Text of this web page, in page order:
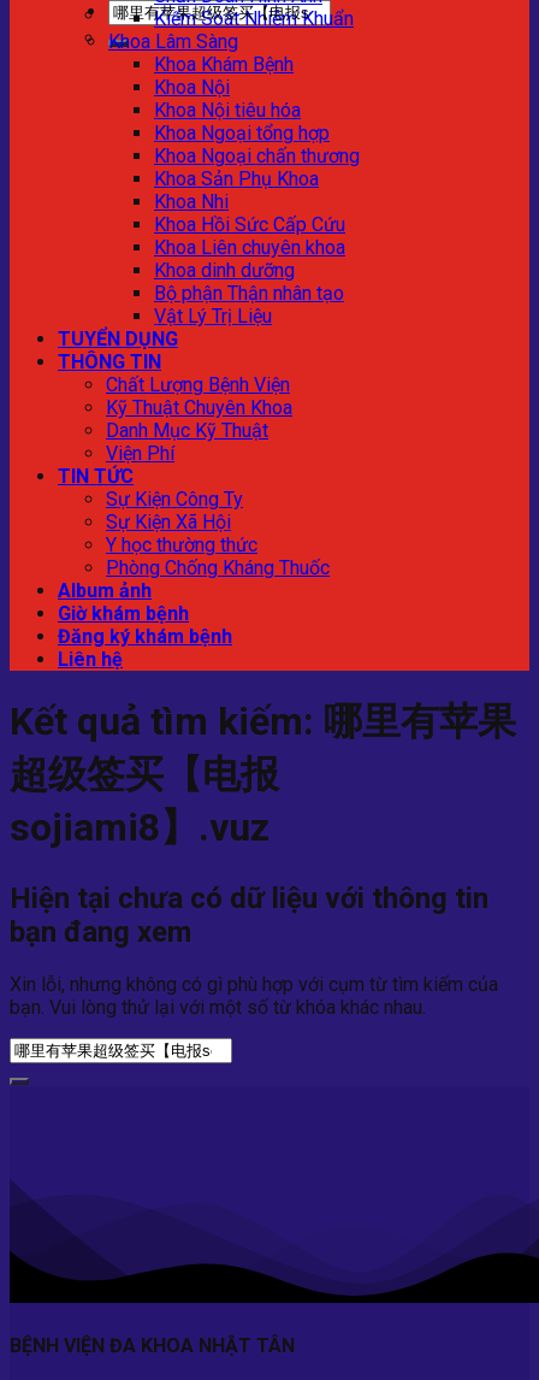
Kiểm Soát Nhiễm Khuẩn
Khoa Lâm Sàng
Khoa Khám Bệnh
Khoa Nội
Khoa Nội tiêu hóa
Khoa Ngoại tổng hợp
Khoa Ngoại chấn thương
Khoa Sản Phụ Khoa
Khoa Nhi
Khoa Hồi Sức Cấp Cứu
Khoa Liên chuyên khoa
Khoa dinh dưỡng
Bộ phận Thận nhân tạo
Vật Lý Trị Liệu
TUYỂN DỤNG
THÔNG TIN
Chất Lượng Bệnh Viện
Kỹ Thuật Chuyên Khoa
Danh Mục Kỹ Thuật
Viện Phí
TIN TỨC
Sự Kiện Công Ty
Sự Kiện Xã Hội
Y học thường thức
Phòng Chống Kháng Thuốc
Album ảnh
Giờ khám bệnh
Đăng ký khám bệnh
Liên hệ
Kết quả tìm kiếm: 哪里有苹果
超级签买【电报
sojiami8】.vuz
Hiện tại chưa có dữ liệu với thông tin
bạn đang xem
Xin lỗi, nhưng không có gì phù hợp với cụm từ tìm kiếm của
bạn. Vui lòng thử lại với một số từ khóa khác nhau.
BỆNH VIỆN ĐA KHOA NHẬT TÂN